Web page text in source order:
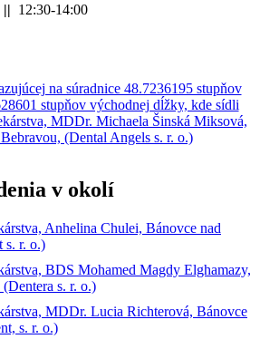
|| 12:30-14:00
v okolí
Anhelina Chulei, Bánovce nad
s. r. o.)
BDS Mohamed Magdy Elghamazy,
s. r. o.)
MDDr. Lucia Richterová, Bánovce
s. r. o.)